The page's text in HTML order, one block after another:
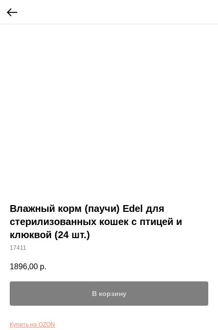
Влажный корм (паучи) Edel для
стерилизованных кошек с птицей и
клюквой (24 шт.)
17411
1896,00 р.
В корзину
Купить на OZON